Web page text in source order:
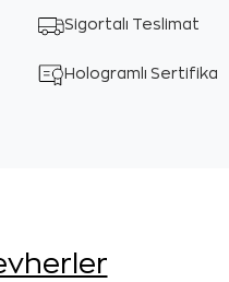
Sigortalı Teslimat
Hologramlı Sertifika